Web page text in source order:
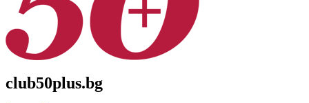
club50plus.bg